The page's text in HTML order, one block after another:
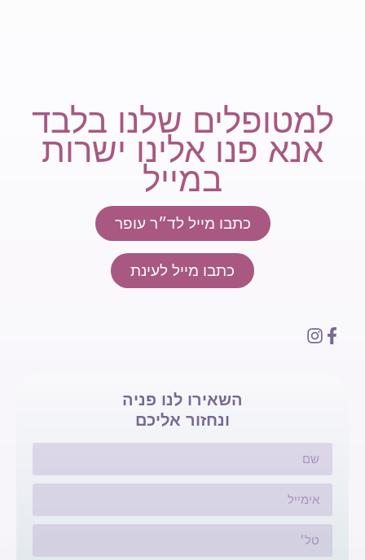
למטופלים שלנו בלבד
אנא פנו אלינו ישרות
במייל
כתבו מייל לד״ר עופר
כתבו מייל לעינת
השאירו לנו פניה
ונחזור אליכם